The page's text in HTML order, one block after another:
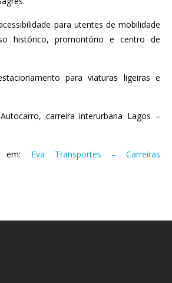
para utentes de mobilidade
histórico, promontório e centro de
para viaturas ligeiras e
carreira interurbana Lagos –
em: Eva Transportes – Carreiras